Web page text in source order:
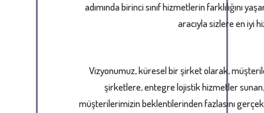
adımında birinci sınıf hizmetlerin farklılığını
aracıyla sizlere en iyi
Vizyonumuz, küresel bir şirket olarak,
şirketlere, entegre lojistik hizmetler sunan,
müşterilerimizin beklentilerinden fazlasını